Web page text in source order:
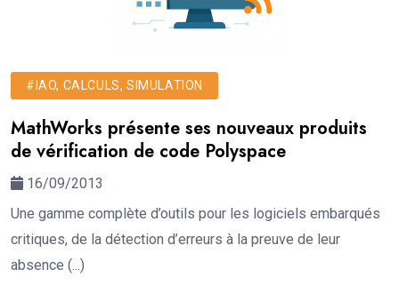
#IAO, CALCULS, SIMULATION
MathWorks présente ses nouveaux produits
de vérification de code Polyspace
16/09/2013
Une gamme complète d’outils pour les logiciels embarqués
critiques, de la détection d’erreurs à la preuve de leur
absence (...)